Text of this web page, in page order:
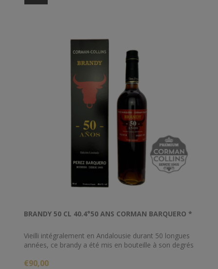
Ararat est produit exclusivement à partir des raisins
artisanal né du travail passionné de centaines de
maîtres de chais de Yerevan Brandy Company.
Cette version âgé de 5 ans révèle des arômes de
prunes mûres et juteuses, des notes de pêche
arménienne douce et un goût fin et délicat avec une
pointe de cassis. Lumineuse et généreuse, l’eau-de-
vie «Cinq étoiles» ARARAT remplira vos célébrations
BRANDY 50 CL 40.4°50 ANS CORMAN BARQUERO *
Vieilli intégralement en Andalousie durant 50 longues
années, ce brandy a été mis en bouteille à son degrés
€90,00